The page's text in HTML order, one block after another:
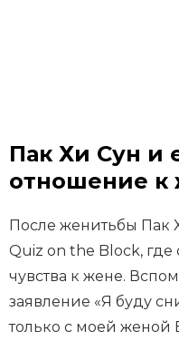
Пак Хи Сун и
отношение к
После женитьбы Пак
Quiz on the Block, где
чувства к жене.
заявление «Я буду
только с моей женой